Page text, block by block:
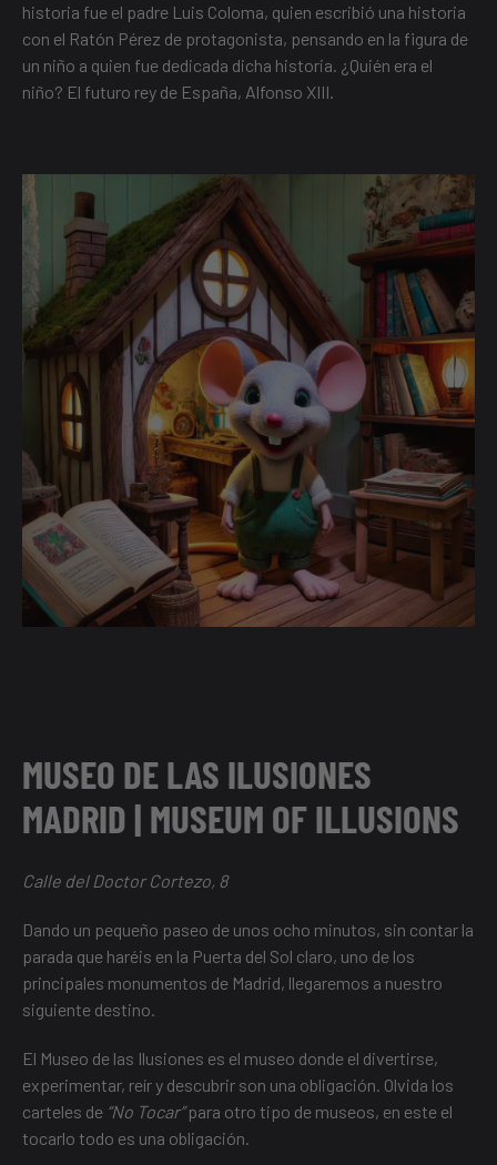
historia fue el padre Luis Coloma, quien escribió una historia
con el Ratón Pérez de protagonista, pensando en la figura de
un niño a quien fue dedicada dicha historia. ¿Quién era el
niño? El futuro rey de España, Alfonso XIII.
MUSEO DE LAS ILUSIONES
MADRID | MUSEUM OF ILLUSIONS
Calle del Doctor Cortezo, 8
Dando un pequeño paseo de unos ocho minutos, sin contar la
parada que haréis en la Puerta del Sol claro, uno de los
principales monumentos de Madrid, llegaremos a nuestro
siguiente destino.
El Museo de las Ilusiones es el museo donde el divertirse,
experimentar, reír y descubrir son una obligación. Olvida los
carteles de “No Tocar”para otro tipo de museos, en este el
tocarlo todo es una obligación.